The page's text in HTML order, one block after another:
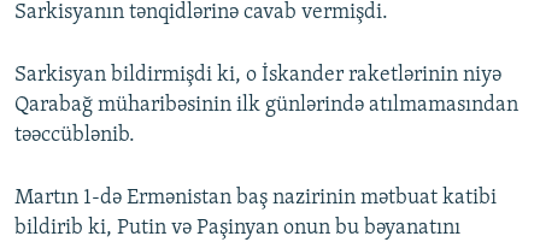
Sarkisyanın tənqidlərinə cavab vermişdi.
Sarkisyan bildirmişdi ki, o İskander raketlərinin niyə
Qarabağ müharibəsinin ilk günlərində atılmamasından
təəccüblənib.
Martın 1-də Ermənistan baş nazirinin mətbuat katibi
bildirib ki, Putin və Paşinyan onun bu bəyanatını